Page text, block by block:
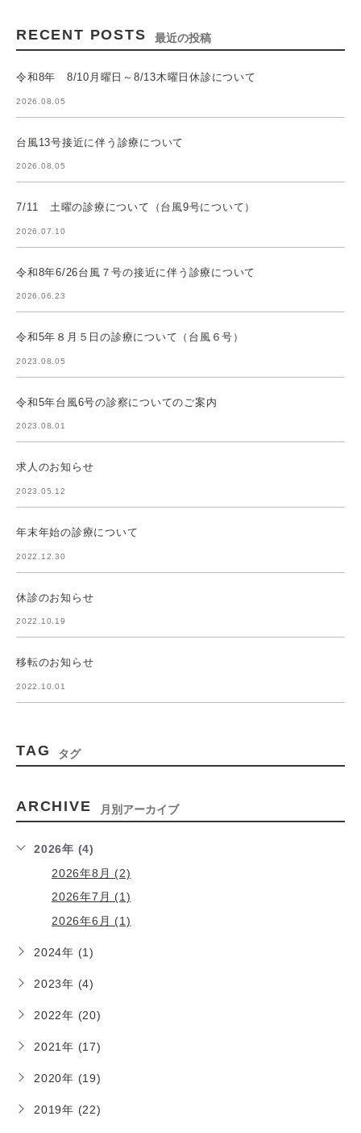
RECENT POSTS 最近の投稿
令和8年 8/10月曜日～8/13木曜日休診について
2026.08.05
台風13号接近に伴う診療について
2026.08.05
7/11 土曜の診療について（台風9号について）
2026.07.10
令和8年6/26台風７号の接近に伴う診療について
2026.06.23
令和5年８月５日の診療について（台風６号）
2023.08.05
令和5年台風6号の診察についてのご案内
2023.08.01
求人のお知らせ
2023.05.12
年末年始の診療について
2022.12.30
休診のお知らせ
2022.10.19
移転のお知らせ
2022.10.01
TAG タグ
ARCHIVE 月別アーカイブ
2026年 (4)
2026年8月 (2)
2026年7月 (1)
2026年6月 (1)
2024年 (1)
2023年 (4)
2022年 (20)
2021年 (17)
2020年 (19)
2019年 (22)